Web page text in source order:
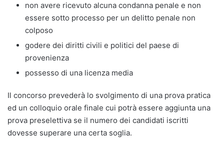
non avere ricevuto alcuna condanna penale e non
essere sotto processo per un delitto penale non
colposo
godere dei diritti civili e politici del paese di
provenienza
possesso di una licenza media
Il concorso prevederà lo svolgimento di una prova pratica
ed un colloquio orale finale cui potrà essere aggiunta una
prova preselettiva se il numero dei candidati iscritti
dovesse superare una certa soglia.